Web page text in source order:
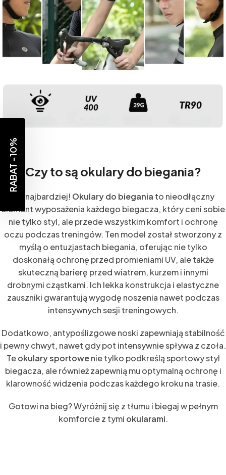
Czy to są okulary do biegania?
Jak najbardziej! Okulary do biegania to nieodłączny
element wyposażenia każdego biegacza, który ceni sobie
nie tylko styl, ale przede wszystkim komfort i ochronę
oczu podczas treningów. Ten model został stworzony z
myślą o entuzjastach biegania, oferując nie tylko
doskonałą ochronę przed promieniami UV, ale także
skuteczną barierę przed wiatrem, kurzem i innymi
drobnymi cząstkami. Ich lekka konstrukcja i elastyczne
zauszniki gwarantują wygodę noszenia nawet podczas
intensywnych sesji treningowych.
Dodatkowo, antypoślizgowe noski zapewniają stabilność
i pewny chwyt, nawet gdy pot intensywnie spływa z czoła.
Teokulary sportowenie tylko podkreślą sportowy styl
biegacza, ale również zapewnią mu optymalną ochronę i
klarowność widzenia podczas każdego kroku na trasie.
Gotowi na bieg? Wyróżnij się z tłumu i biegaj w pełnym
komforcie z tymi okularami.
RABAT -10%